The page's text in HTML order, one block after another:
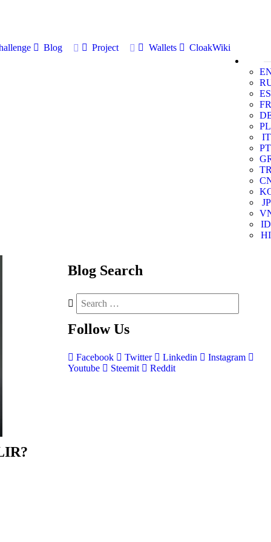
Blog Project Wallets
CloakWiki
ES
FR
PL
IT
PT
JP
ID
HI
Blog Search
Follow Us
Facebook Twitter Linkedin
Instagram
Youtube
Steemit Reddit